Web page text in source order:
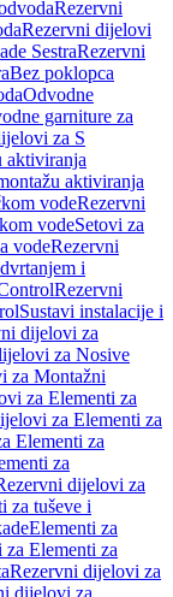
Rezervni
Rezervni dijelovi
SestraRezervni
Bez poklopca
Odvodne
garniture za
za S
aktiviranja
aktiviranja
vodeRezervni
vodeSetovi za
vodeRezervni
i
Rezervni
Sustavi instalacije i
dijelovi za
za Nosive
za Montažni
za Elementi za
za Elementi za
Elementi za
za
dijelovi za
za tuševe i
Elementi za
Elementi za
Rezervni dijelovi za
dijelovi za